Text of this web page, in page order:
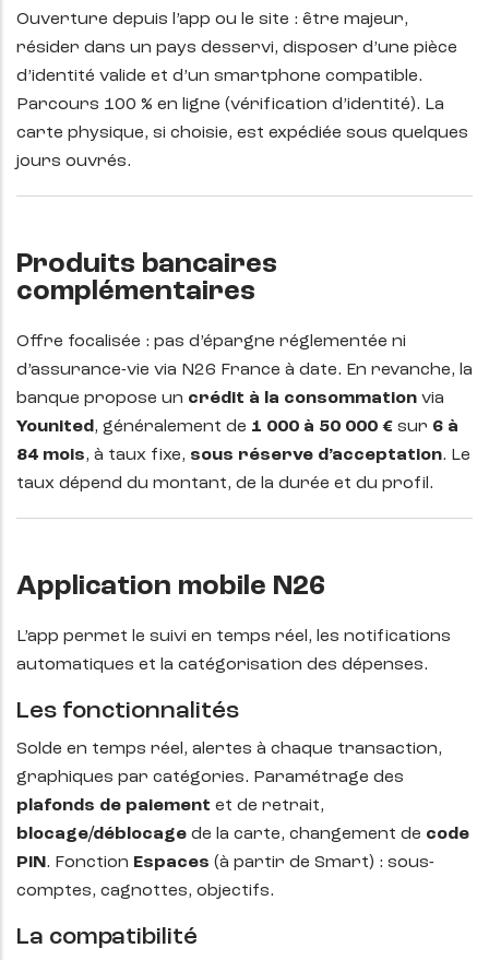
Ouverture depuis l’app ou le site : être majeur,
résider dans un pays desservi, disposer d’une pièce
d’identité valide et d’un smartphone compatible.
Parcours 100 % en ligne (vérification d’identité). La
carte physique, si choisie, est expédiée sous quelques
jours ouvrés.
Produits bancaires
complémentaires
Offre focalisée : pas d’épargne réglementée ni
d’assurance-vie via N26 France à date. En revanche, la
banque propose un crédit à la consommation via
Younited, généralement de 1 000 à 50 000 € sur 6 à
84 mois, à taux fixe, sous réserve d’acceptation. Le
taux dépend du montant, de la durée et du profil.
Application mobile N26
L’app permet le suivi en temps réel, les notifications
automatiques et la catégorisation des dépenses.
Les fonctionnalités
Solde en temps réel, alertes à chaque transaction,
graphiques par catégories. Paramétrage des
plafonds de paiement et de retrait,
blocage/déblocage de la carte, changement de code
PIN. Fonction Espaces (à partir de Smart) : sous-
comptes, cagnottes, objectifs.
La compatibilité